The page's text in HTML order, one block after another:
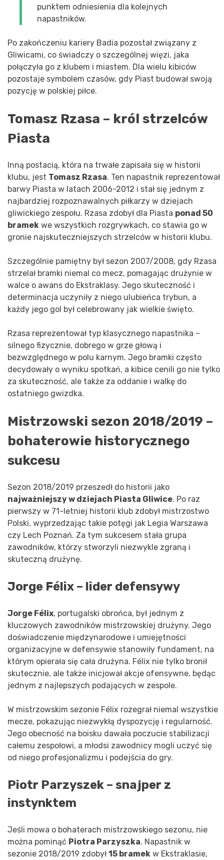
punktem odniesienia dla kolejnych
napastników.
Po zakończeniu kariery Badia pozostał związany z
Gliwicami, co świadczy o szczególnej więzi, jaka
połączyła go z klubem i miastem. Dla wielu kibiców
pozostaje symbolem czasów, gdy Piast budował swoją
pozycję w polskiej piłce.
Tomasz Rzasa – król strzelców
Piasta
Inną postacią, która na trwałe zapisała się w historii
klubu, jest Tomasz Rzasa. Ten napastnik reprezentował
barwy Piasta w latach 2006-2012 i stał się jednym z
najbardziej rozpoznawalnych piłkarzy w dziejach
gliwickiego zespołu. Rzasa zdobył dla Piasta ponad 50
bramek we wszystkich rozgrywkach, co stawia go w
gronie najskuteczniejszych strzelców w historii klubu.
Szczególnie pamiętny był sezon 2007/2008, gdy Rzasa
strzelał bramki niemal co mecz, pomagając drużynie w
walce o awans do Ekstraklasy. Jego skuteczność i
determinacja uczyniły z niego ulubieńca trybun, a
każdy jego gol był celebrowany jak wielkie święto.
Rzasa reprezentował typ klasycznego napastnika –
silnego fizycznie, dobrego w grze głową i
bezwzględnego w polu karnym. Jego bramki często
decydowały o wyniku spotkań, a kibice cenili go nie tylko
za skuteczność, ale także za oddanie i walkę do
ostatniego gwizdka.
Mistrzowski sezon 2018/2019 –
bohaterowie historycznego
sukcesu
Sezon 2018/2019 przeszedł do historii jako
najważniejszy w dziejach Piasta Gliwice. Po raz
pierwszy w 71-letniej historii klub zdobył mistrzostwo
Polski, wyprzedzając takie potęgi jak Legia Warszawa
czy Lech Poznań. Za tym sukcesem stała grupa
zawodników, którzy stworzyli niezwykle zgraną i
skuteczną drużynę.
Jorge Félix – lider defensywy
Jorge Félix, portugalski obrońca, był jednym z
kluczowych zawodników mistrzowskiej drużyny. Jego
doświadczenie międzynarodowe i umiejętności
organizacyjne w defensywie stanowiły fundament, na
którym opierała się cała drużyna. Félix nie tylko bronił
skutecznie, ale także inicjował akcje ofensywne, będąc
jednym z najlepszych podających w zespole.
W mistrzowskim sezonie Félix rozegrał niemal wszystkie
mecze, pokazując niezwykłą dyspozycję i regularność.
Jego obecność na boisku dawała poczucie stabilizacji
całemu zespołowi, a młodsi zawodnicy mogli uczyć się
od niego profesjonalizmu i podejścia do gry.
Piotr Parzyszek – snajper z
instynktem
Jeśli mowa o bohaterach mistrzowskiego sezonu, nie
można pominąć Piotra Parzyszka. Napastnik w
sezonie 2018/2019 zdobył 15 bramek w Ekstraklasie,